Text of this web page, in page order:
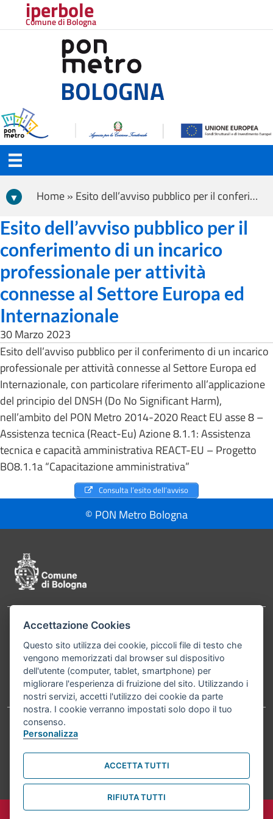
iperbole
Comune di Bologna
Home » Esito dell’avviso pubblico per il conferimento di un incarico professionale per attività connesse al Settore Europa ed Internazionale
Esito dell’avviso pubblico per il
conferimento di un incarico
professionale per attività
connesse al Settore Europa ed
Internazionale
30 Marzo 2023
Esito dell’avviso pubblico per il conferimento di un incarico
professionale per attività connesse al Settore Europa ed
Internazionale, con particolare riferimento all’applicazione
del principio del DNSH (Do No Significant Harm),
nell’ambito del PON Metro 2014-2020 React EU asse 8 –
Assistenza tecnica (React-Eu) Azione 8.1.1: Assistenza
tecnica e capacità amministrativa REACT-EU – Progetto
BO8.1.1a “Capacitazione amministrativa”
Consulta l’esito dell’avviso
© PON Metro Bologna
Pié di pagina di Comune di Bologna
Contatti
Bologna P.Iva 01232710374 Cod. IBAN: IT 88 R
02008 02435 000020067156
Telefono:051203040
Accessibilità Carta dei valori
Informativa sul trattamento dei dati personali Note legali
© Comune di Bologna 2026. Tutti i diritti riservati.
Accettazione Cookies
Questo sito utilizza dei cookie, piccoli file di testo che
vengono memorizzati dal browser sul dispositivo
dell'utente (computer, tablet, smartphone) per
migliorare l'esperienza di fruizione del sito. Utilizzando i
nostri servizi, accetti l'utilizzo dei cookie da parte
nostra. I cookie verranno impostati solo dopo il tuo
consenso.
Personalizza
ACCETTA TUTTI
RIFIUTA TUTTI